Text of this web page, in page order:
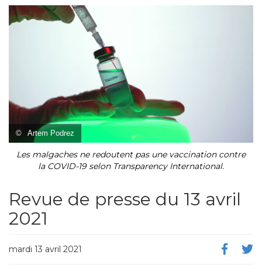
© Artem Podrez
Les malgaches ne redoutent pas une vaccination contre
la COVID-19 selon Transparency International.
Revue de presse du 13 avril
2021
mardi 13 avril 2021